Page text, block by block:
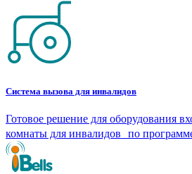
Система вызова для инвалидов
Готовое решение для оборудования
комнаты для инвалидов по